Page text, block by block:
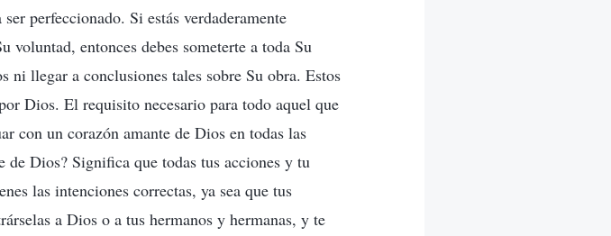
perfeccionado. Si estás verdaderamente
voluntad, entonces debes someterte a toda Su
llegar a conclusiones tales sobre Su obra. Estos
Dios. El requisito necesario para todo aquel que
con un corazón amante de Dios en todas las
de Dios? Significa que todas tus acciones y tu
las intenciones correctas, ya sea que tus
a Dios o a tus hermanos y hermanas, y te